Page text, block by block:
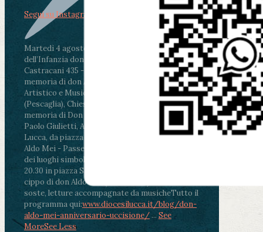
Martedì 4 agosto2026
ore 11:30 - Lucca, Scuola
dell’Infanzia don Aldo Mei - Viale Castruccio
Castracani 435 - Inaugurazione murales in
memoria di don Aldo Mei curato dal Liceo
Artistico e Musicale “Passaglia”
ore 18 - Fiano
(Pescaglia), Chiesa parrocchiale - Messa in
memoria di Don Aldo Mei celebrata da mons.
Paolo Giulietti, Arcivescovo di Lucca
ore 20.30 -
Lucca, da piazza San Michele al Cippo di don
Aldo Mei - Passeggiata della Memoria in alcuni
dei luoghi simbolo della città. Ritrovo alle ore
20.30 in piazza San Michele con conclusione al
cippo di don Aldo Mei (Porta Elisa). Durante le
soste, letture accompagnate da musicheTutto il
programma qui:www.diocesilucca.it/blog/don-
aldo-mei-anniversario-uccisione/ ... See
MoreSee Less
Segui su Instagram